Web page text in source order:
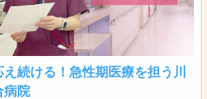
続ける！急性期医療を担う川
病院